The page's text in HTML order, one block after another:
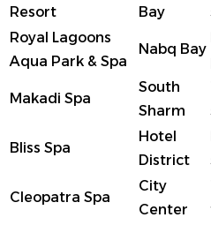
Resort
Bay
Royal Lagoons
Aqua Park & Spa
Nabq Bay
Makadi Spa
South
Sharm
Bliss Spa
Hotel
District
Cleopatra Spa
City
Center